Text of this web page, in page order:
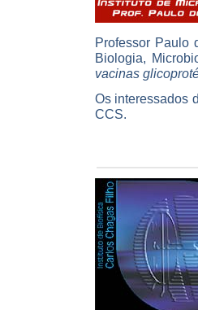
Professor Paulo
Biologia,
vacinas
Os interessados
CCS.